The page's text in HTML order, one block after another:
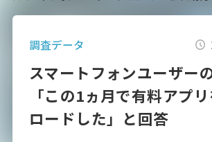
調査データ
スマートフォンユーザー
「この1ヵ月で有料アプ
ロードした」と回答